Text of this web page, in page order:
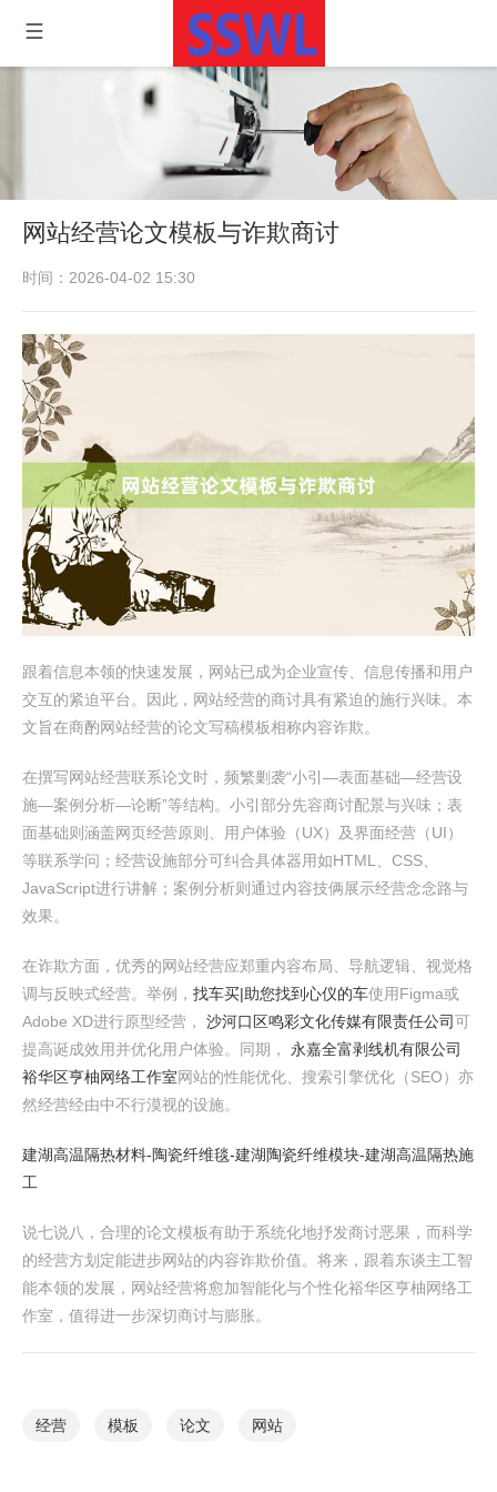
网站经营论文模板与诈欺商讨
时间：2026-04-02 15:30
跟着信息本领的快速发展，网站已成为企业宣传、信息传播和用户
交互的紧迫平台。因此，网站经营的商讨具有紧迫的施行兴味。本
文旨在商酌网站经营的论文写稿模板相称内容诈欺。
在撰写网站经营联系论文时，频繁剿袭“小引—表面基础—经营设
施—案例分析—论断”等结构。小引部分先容商讨配景与兴味；表
面基础则涵盖网页经营原则、用户体验（UX）及界面经营（UI）
等联系学问；经营设施部分可纠合具体器用如HTML、CSS、
JavaScript进行讲解；案例分析则通过内容技俩展示经营念念路与
效果。
在诈欺方面，优秀的网站经营应郑重内容布局、导航逻辑、视觉格
调与反映式经营。举例， 找车买|助您找到心仪的车使用Figma或
Adobe XD进行原型经营， 沙河口区鸣彩文化传媒有限责任公司可
提高诞成效用并优化用户体验。同期， 永嘉全富剥线机有限公司
裕华区亨柚网络工作室网站的性能优化、搜索引擎优化（SEO）亦
然经营经由中不行漠视的设施。
建湖高温隔热材料-陶瓷纤维毯-建湖陶瓷纤维模块-建湖高温隔热施
工
说七说八，合理的论文模板有助于系统化地抒发商讨恶果，而科学
的经营方划定能进步网站的内容诈欺价值。将来，跟着东谈主工智
能本领的发展，网站经营将愈加智能化与个性化裕华区亨柚网络工
作室，值得进一步深切商讨与膨胀。
经营 模板 论文 网站